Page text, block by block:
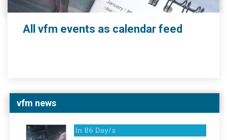
All vfm events as calendar feed
vfm news
In 86 Day/s